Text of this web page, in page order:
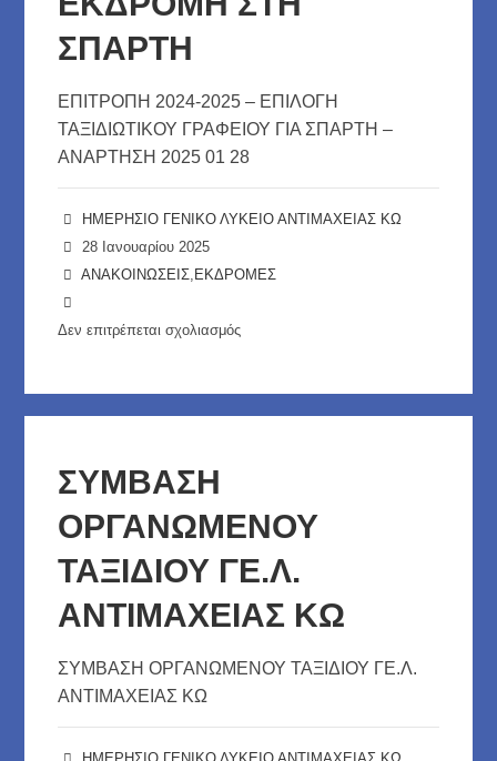
ΣΠΑΡΤΗ
ΕΠΙΤΡΟΠΗ 2024-2025 – ΕΠΙΛΟΓΗ
ΤΑΞΙΔΙΩΤΙΚΟΥ ΓΡΑΦΕΙΟΥ ΓΙΑ ΣΠΑΡΤΗ –
ΑΝΑΡΤΗΣΗ 2025 01 28
ΗΜΕΡΗΣΙΟ ΓΕΝΙΚΟ ΛΥΚΕΙΟ ΑΝΤΙΜΑΧΕΙΑΣ ΚΩ
28 Ιανουαρίου 2025
ΑΝΑΚΟΙΝΩΣΕΙΣ ΕΚΔΡΟΜΕΣ
Δεν επιτρέπεται σχολιασμός
ΓΙΑ
ΕΚΔΡΟΜΗ
ΣΤΗ
ΣΥΜΒΑΣΗ
ΟΡΓΑΝΩΜΕΝΟΥ
ΤΑΞΙΔΙΟΥ ΓΕ.Λ.
ΑΝΤΙΜΑΧΕΙΑΣ ΚΩ
ΣΥΜΒΑΣΗ ΟΡΓΑΝΩΜΕΝΟΥ ΤΑΞΙΔΙΟΥ ΓΕ.Λ.
ΑΝΤΙΜΑΧΕΙΑΣ ΚΩ